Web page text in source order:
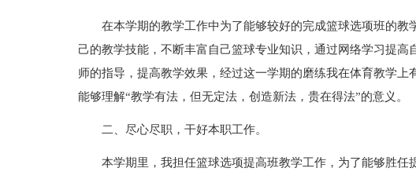
在本学期的教学工作中为了能够较好的完成篮球选项班的教
己的教学技能，不断丰富自己篮球专业知识，通过网络学习提
师的指导，提高教学效果，经过这一学期的磨练我在体育教学
能够理解“教学有法，但无定法，创造新法，贵在得法”的意义。
二、尽心尽职，干好本职工作。
本学期里，我担任篮球选项提高班教学工作，为了能够胜